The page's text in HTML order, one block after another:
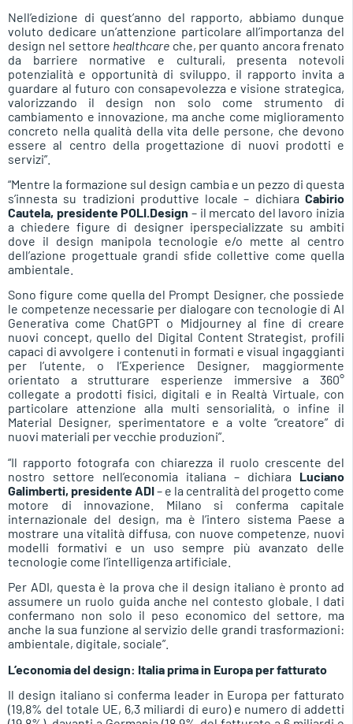
Nell’edizione di quest’anno del rapporto, abbiamo dunque
voluto dedicare un’attenzione particolare all’importanza del
design nel settore healthcare che, per quanto ancora frenato
da barriere normative e culturali, presenta notevoli
potenzialità e opportunità di sviluppo. il rapporto invita a
guardare al futuro con consapevolezza e visione strategica,
valorizzando il design non solo come strumento di
cambiamento e innovazione, ma anche come miglioramento
concreto nella qualità della vita delle persone, che devono
essere al centro della progettazione di nuovi prodotti e
servizi”.
“Mentre la formazione sul design cambia e un pezzo di questa
s’innesta su tradizioni produttive locale – dichiara Cabirio
Cautela, presidente POLI.Design – il mercato del lavoro inizia
a chiedere figure di designer iperspecializzate su ambiti
dove il design manipola tecnologie e/o mette al centro
dell’azione progettuale grandi sfide collettive come quella
ambientale.
Sono figure come quella del Prompt Designer, che possiede
le competenze necessarie per dialogare con tecnologie di AI
Generativa come ChatGPT o Midjourney al fine di creare
nuovi concept, quello del Digital Content Strategist, profili
capaci di avvolgere i contenuti in formati e visual ingaggianti
per l’utente, o l’Experience Designer, maggiormente
orientato a strutturare esperienze immersive a 360°
collegate a prodotti fisici, digitali e in Realtà Virtuale, con
particolare attenzione alla multi sensorialità, o infine il
Material Designer, sperimentatore e a volte “creatore” di
nuovi materiali per vecchie produzioni”.
“Il rapporto fotografa con chiarezza il ruolo crescente del
nostro settore nell’economia italiana – dichiara Luciano
Galimberti, presidente ADI– e la centralità del progetto come
motore di innovazione. Milano si conferma capitale
internazionale del design, ma è l’intero sistema Paese a
mostrare una vitalità diffusa, con nuove competenze, nuovi
modelli formativi e un uso sempre più avanzato delle
tecnologie come l’intelligenza artificiale.
Per ADI, questa è la prova che il design italiano è pronto ad
assumere un ruolo guida anche nel contesto globale. I dati
confermano non solo il peso economico del settore, ma
anche la sua funzione al servizio delle grandi trasformazioni:
ambientale, digitale, sociale”.
L’economia del design: Italia prima in Europa per fatturato
Il design italiano si conferma leader in Europa per fatturato
(19,8% del totale UE, 6,3 miliardi di euro) e numero di addetti